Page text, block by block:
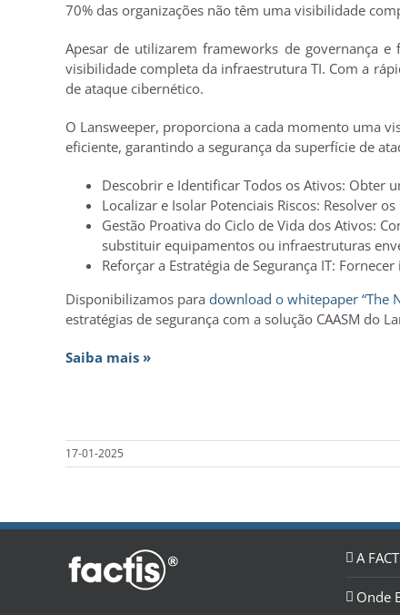
70% das organizações não têm uma visibilidade
Apesar de utilizarem frameworks de governança
visibilidade completa da infraestrutura TI. Com a
de ataque cibernético.
O Lansweeper, proporciona a cada momento uma
eficiente, garantindo a segurança da superfície de
Descobrir e Identificar Todos os Ativos: Obter
Localizar e Isolar Potenciais Riscos: Resolver
Gestão Proativa do Ciclo de Vida dos Ativos:
substituir equipamentos ou infraestruturas
Reforçar a Estratégia de Segurança IT:
Disponibilizamos para download o whitepaper “The
estratégias de segurança com a solução CAASM do
Saiba mais »
17-01-2025
A
Onde